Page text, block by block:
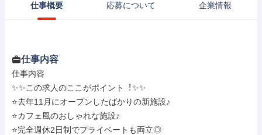
仕事概要 応募について 企業情報
仕事内容
仕事内容
✨✨この求⼈のここがポイント︕✨✨
⭐去年11月にオープンしたばかりの新施設♪
⭐カフェ風のおしゃれな施設♪
⭐完全週休2日制でプライベートも両立◎